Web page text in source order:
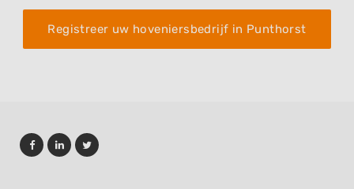
Registreer uw hoveniersbedrijf in Punthorst